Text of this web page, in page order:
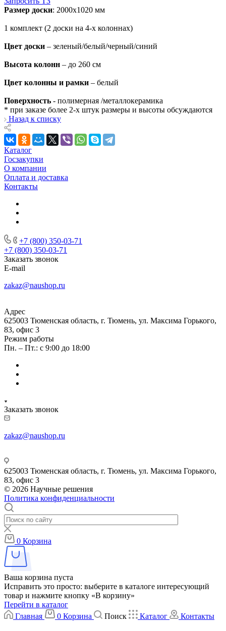
Размер доски: 2000х1020 мм
1 комплект (2 доски на 4-х колоннах)
Цвет доски – зеленый/белый/черный/синий
Высота колонн – до 260 см
Цвет колонны и рамки – белый
Поверхность - полимерная /металлокерамика
* при заказе более 2-х штук размеры и высоты обсуждаются
Назад к списку
Каталог
Госзакупки
О компании
Оплата и доставка
Контакты
+7 (800) 350-03-71
+7 (800) 350-03-71
Заказать звонок
E-mail
zakaz@naushop.ru
Адрес
625003 Тюменская область, г. Тюмень, ул. Максима Горького,
83, офис 3
Режим работы
Пн. – Пт.: с 9:00 до 18:00
Заказать звонок
zakaz@naushop.ru
625003 Тюменская область, г. Тюмень, ул. Максима Горького,
83, офис 3
© 2026 Научные решения
Политика конфиденциальности
0 Корзина
Ваша корзина пуста
Исправить это просто: выберите в каталоге интересующий
товар и нажмите кнопку «В корзину»
Перейти в каталог
Главная
0 Корзина Поиск Каталог Контакты